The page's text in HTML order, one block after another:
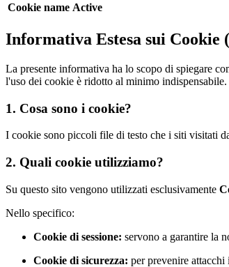
Cookie name Active
Informativa Estesa sui Cookie
La presente informativa ha lo scopo di spiegare
l'uso dei cookie è ridotto al minimo indispensabile.
1. Cosa sono i cookie?
I cookie sono piccoli file di testo che i siti visitati
2. Quali cookie utilizziamo?
Su questo sito vengono utilizzati esclusivamente
Nello specifico:
Cookie di sessione: servono a garantire la
Cookie di sicurezza: per prevenire